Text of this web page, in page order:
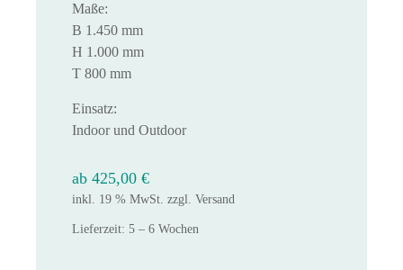
Maße:
B 1.450 mm
H 1.000 mm
T 800 mm
Einsatz:
Indoor und Outdoor
ab 425,00 €
inkl. 19 % MwSt. zzgl. Versand
Lieferzeit: 5 – 6 Wochen